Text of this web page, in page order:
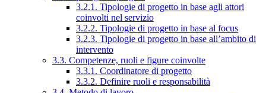
3.2.1. Tipologie di progetto in base agli attori
coinvolti nel servizio
3.2.2. Tipologie di progetto in base al focus
3.2.3. Tipologie di progetto in base all’ambito di
intervento
3.3. Competenze, ruoli e figure coinvolte
3.3.1. Coordinatore di progetto
3.3.2. Definire ruoli e responsabilità